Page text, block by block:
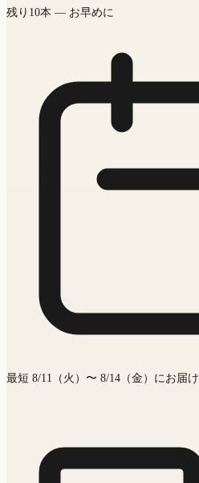
残り 10本 — お早めに
最短 8/11（火）〜 8/14（金）にお届け